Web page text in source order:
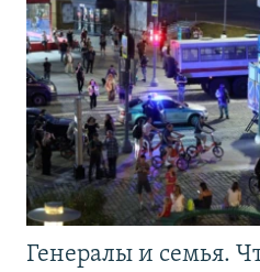
Генералы и семья.